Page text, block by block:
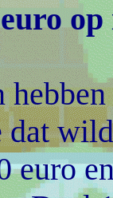
op
euro